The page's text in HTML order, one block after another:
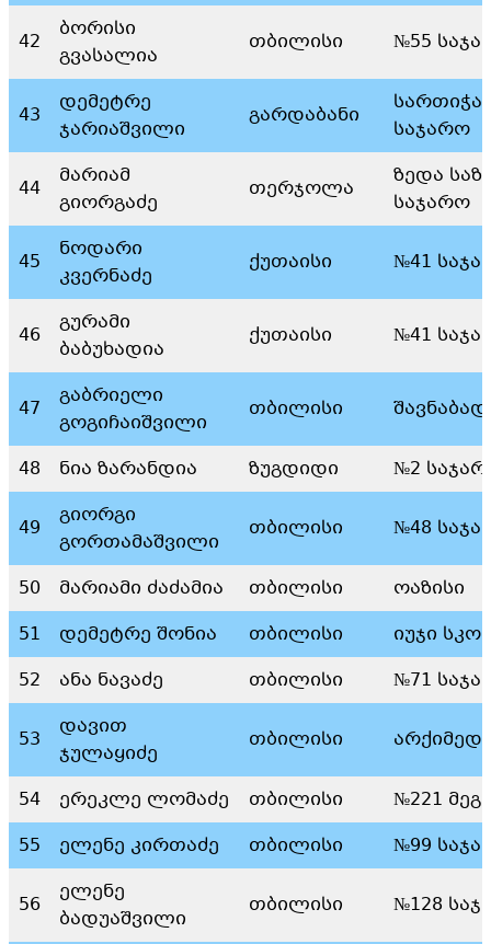
42
ბორისი
გვასალია
თბილისი №55
43
დემეტრე
ჯარიაშვილი
გარდაბანი
საჯარო
44
მარიამ
გიორგაძე
თერჯოლა
ზედა
საჯარო
45
ნოდარი
კვერნაძე
ქუთაისი №41
46
გურამი
ბაბუხადია
ქუთაისი №41
47
გაბრიელი
გოგიჩაიშვილი
თბილისი
48 ნია ზარანდია ზუგდიდი №2
49
გიორგი
გორთამაშვილი
თბილისი №48
50 მარიამი ძაძამია თბილისი
ოაზისი
51
დემეტრე შონია თბილისი
იუჯი
52
ანა ნავაძე თბილისი №71
53
დავით
ჯულაყიძე
თბილისი
54 ერეკლე ლომაძე თბილისი
№221
55
ელენე კირთაძე თბილისი №99
56
ელენე
ბადუაშვილი
თბილისი №128